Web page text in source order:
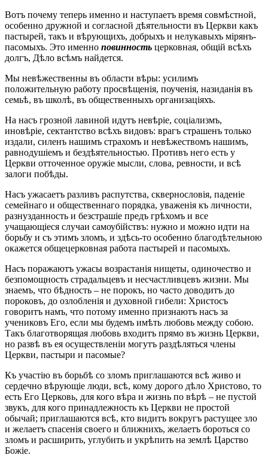
Вотъ почему теперь именно и наступаетъ время совмѣстной,
особенно дружной и согласной дѣятельности въ Церкви какъ
пастырей, такъ и вѣрующихъ, добрыхъ и нелукавыхъ мірянъ-
пасомыхъ. Это именно повинность церковная, общій всѣхъ
долгъ, Дѣло всѣмъ найдется.
Мы невѣжественны въ области вѣры: усилимъ
положительную работу просвѣщенія, поученія, назиданія въ
семьѣ, въ школѣ, въ общественныхъ организаціяхъ.
На насъ грозной лавиной идутъ невѣріе, соціализмъ,
иновѣріе, сектантство всѣхъ видовъ: врагъ страшенъ только
издали, силенъ нашимъ страхомъ и невѣжествомъ нашимъ,
равнодушіемъ и бездѣятельностью. Противъ него есть у
Церкви отточенное оружіе мысли, слова, ревности, и всѣ
залоги побѣды.
Насъ ужасаетъ разливъ распутства, сквернословія, паденіе
семейнаго и общественнаго порядка, уваженія къ личности,
разнузданность и безстрашіе предъ грѣхомъ и все
учащающіеся случаи самоубійствъ: нужно и можно идти на
борьбу и съ этимъ зломъ, и здѣсь-то особенно благодѣтельною
окажется общецерковная работа пастырей и пасомыхъ.
Насъ поражаютъ ужасы возрастанія нищеты, одиночество и
безпомощность страдальцевъ и несчастливцевъ жизни. Мы
знаемъ, что бѣдность – не порокъ, но часто доводитъ до
пороковъ, до озлобленія и духовной гибели: Христосъ
говоритъ намъ, что потому именно признаютъ насъ за
учениковъ Его, если мы будемъ имѣть любовь между собою.
Такъ благотворящая любовь входитъ прямо въ жизнь Церкви,
но развѣ въ ея осуществленіи могутъ раздѣляться члены
Церкви, пастыри и пасомые?
Къ участію въ борьбѣ со зломъ приглашаются всѣ живо и
сердечно вѣрующіе люди, всѣ, кому дорого дѣло Христово, то
есть Его Церковь, для кого вѣра и жизнь по вѣрѣ – не пустой
звукъ, для кого принадлежность къ Церкви не простой
обычай; приглашаются всѣ, кто видитъ вокругъ растущее зло
и желаетъ спасенія своего и ближнихъ, желаетъ бороться со
зломъ и расширить, углубить и укрѣпить на землѣ Царство
Божіе.